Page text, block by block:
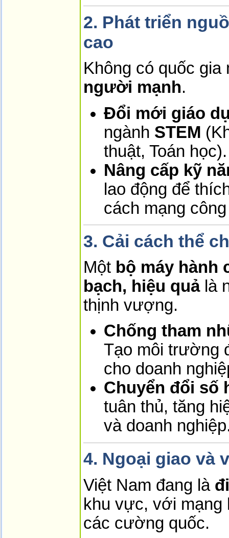
2. Phát triển
cao
Không có quốc
người mạnh.
Đổi mới giáo
ngành STEM
thuật, Toán học).
Nâng cấp kỹ
lao động để
cách mạng
3. Cải cách thể
Một bộ máy hành
bạch, hiệu quảlà
thịnh vượng.
Chống tham
Tạo môi trường
cho doanh
Chuyển đổi số
tuân thủ, tăng
và doanh
4. Ngoại giao và
Việt Nam đang là
khu vực, với mạng
các cường quốc.